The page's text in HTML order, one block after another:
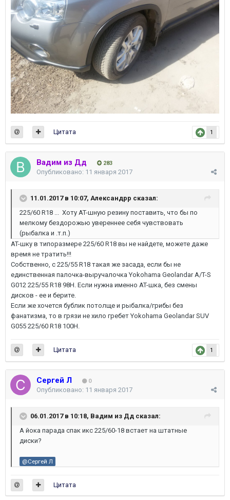
1
Цитата
Вадим из Дд 283
Опубликовано: 11 января 2017
11.01.2017 в 10:07, Александрр сказал:
225/60 R18 ... Хоту AT-шную резину поставить, что бы по
мелкому бездорожью увереннее себя чувствовать
(рыбалка и .т.п.)
AT-шку в типоразмере 225/60 R18 вы не найдете, можете даже
время не тратить!!!
Собственно, с 225/55 R18 такая же засада, если бы не
единственная палочка-выручалочка Yokohama Geolandar A/T-S
G012 225/55 R18 98H. Если нужна именно AT-шка, без смены
дисков - ее и берите.
Если же хочется бублик потолще и рыбалка/грибы без
фанатизма, то в грязи не хило гребет Yokohama Geolandar SUV
G055 225/60 R18 100H.
1
Цитата
Сергей Л 0
Опубликовано: 11 января 2017
06.01.2017 в 10:18, Вадим из Дд сказал:
А йока парада спак икс 225/60-18 встает на штатные
диски?
@Сергей Л
Цитата